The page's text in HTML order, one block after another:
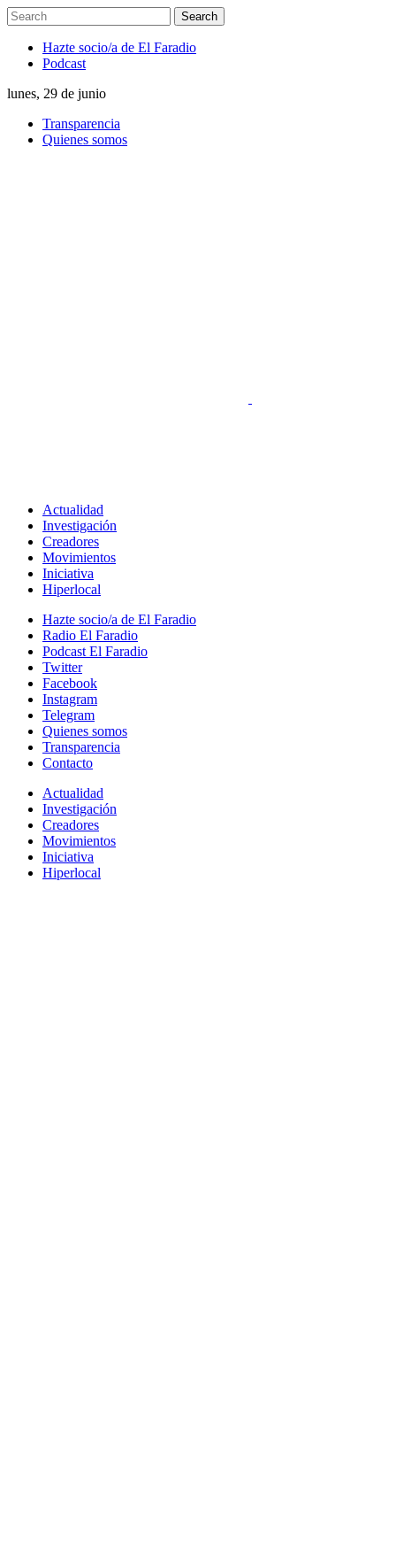
Hazte socio/a de El Faradio
Podcast
lunes, 29 de junio
Transparencia
Quienes somos
Actualidad
Investigación
Creadores
Movimientos
Iniciativa
Hiperlocal
Hazte socio/a de El Faradio
Radio El Faradio
Podcast El Faradio
Twitter
Facebook
Instagram
Telegram
Quienes somos
Transparencia
Contacto
Actualidad
Investigación
Creadores
Movimientos
Iniciativa
Hiperlocal